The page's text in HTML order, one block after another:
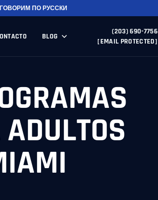
ПО РУССКИ
BLOG
(203) 690-7756
[EMAIL PROTECTED]